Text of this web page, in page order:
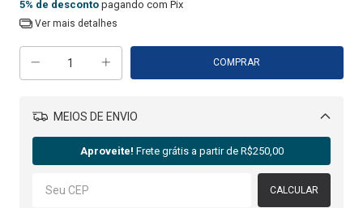
5% de desconto pagando com Pix
Ver mais detalhes
MEIOS DE ENVIO
Aproveite! Frete grátis a partir de R$250,00
CALCULAR